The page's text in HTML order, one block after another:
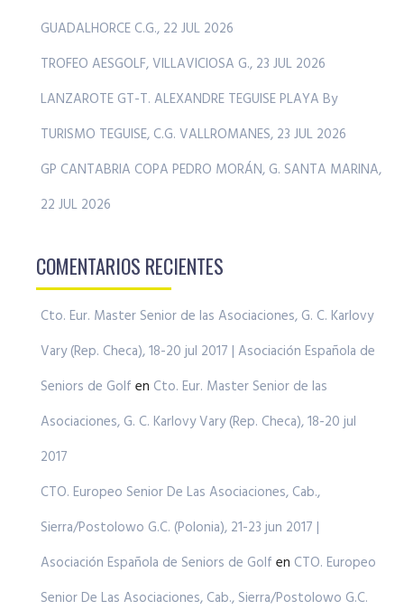
GUADALHORCE C.G., 22 JUL 2026
TROFEO AESGOLF, VILLAVICIOSA G., 23 JUL 2026
LANZAROTE GT-T. ALEXANDRE TEGUISE PLAYA By
TURISMO TEGUISE, C.G. VALLROMANES, 23 JUL 2026
GP CANTABRIA COPA PEDRO MORÁN, G. SANTA MARINA,
22 JUL 2026
COMENTARIOS RECIENTES
Cto. Eur. Master Senior de las Asociaciones, G. C. Karlovy
Vary (Rep. Checa), 18-20 jul 2017 | Asociación Española de
Seniors de Golf en Cto. Eur. Master Senior de las
Asociaciones, G. C. Karlovy Vary (Rep. Checa), 18-20 jul
2017
CTO. Europeo Senior De Las Asociaciones, Cab.,
Sierra/Postolowo G.C. (Polonia), 21-23 jun 2017 |
Asociación Española de Seniors de Golf en CTO. Europeo
Senior De Las Asociaciones, Cab., Sierra/Postolowo G.C.